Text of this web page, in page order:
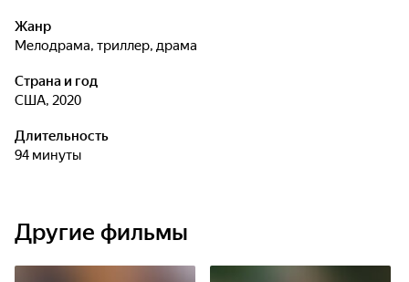
Жанр
мелодрама, триллер, драма
Страна и год
США, 2020
Длительность
94 минуты
Другие фильмы